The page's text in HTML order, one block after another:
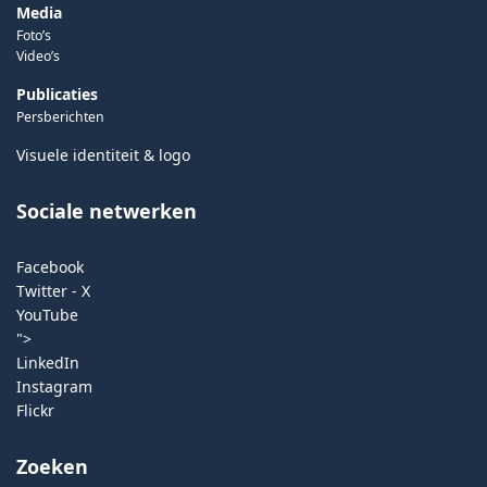
Media
Foto’s
Video’s
Publicaties
Persberichten
Visuele identiteit & logo
Sociale netwerken
Facebook
Twitter - X
YouTube
">
LinkedIn
Instagram
Flickr
Zoeken